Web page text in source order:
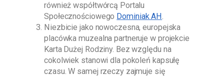
również współtwórcą Portalu
Społecznościowego Dominiak AH.
Niezbicie jako nowoczesna, europejska
placówka muzealna partneruje w projekcie
Karta Dużej Rodziny. Bez względu na
cokolwiek stanowi dla pokoleń kapsułę
czasu. W samej rzeczy zajmuje się